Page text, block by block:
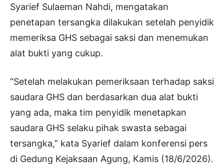
Syarief Sulaeman Nahdi, mengatakan
penetapan tersangka dilakukan setelah penyidik
memeriksa GHS sebagai saksi dan menemukan
alat bukti yang cukup.
“Setelah melakukan pemeriksaan terhadap saksi
saudara GHS dan berdasarkan dua alat bukti
yang ada, maka tim penyidik menetapkan
saudara GHS selaku pihak swasta sebagai
tersangka,” kata Syarief dalam konferensi pers
di Gedung Kejaksaan Agung, Kamis (18/6/2026).